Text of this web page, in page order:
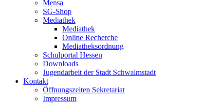
Mensa
SG-Shop
Mediathek
Mediathek
Online Recherche
Mediatheksordnung
Schulportal Hessen
Downloads
Jugendarbeit der Stadt Schwalmstadt
Kontakt
Öffnungszeiten Sekretariat
Impressum